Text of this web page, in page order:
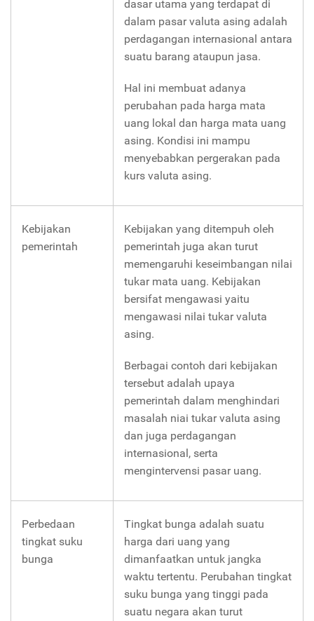
dasar utama yang terdapat di
dalam pasar valuta asing adalah
perdagangan internasional antara
suatu barang ataupun jasa.
Hal ini membuat adanya
perubahan pada harga mata
uang lokal dan harga mata uang
asing. Kondisi ini mampu
menyebabkan pergerakan pada
kurs valuta asing.
Kebijakan
pemerintah
Kebijakan yang ditempuh oleh
pemerintah juga akan turut
memengaruhi keseimbangan nilai
tukar mata uang. Kebijakan
bersifat mengawasi yaitu
mengawasi nilai tukar valuta
asing.
Berbagai contoh dari kebijakan
tersebut adalah upaya
pemerintah dalam menghindari
masalah niai tukar valuta asing
dan juga perdagangan
internasional, serta
mengintervensi pasar uang.
Perbedaan
tingkat suku
bunga
Tingkat bunga adalah suatu
harga dari uang yang
dimanfaatkan untuk jangka
waktu tertentu. Perubahan tingkat
suku bunga yang tinggi pada
suatu negara akan turut